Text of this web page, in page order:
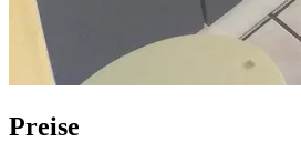
Preise